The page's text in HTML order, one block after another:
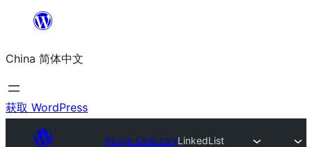
内
容
China 简体中文
获取 WordPress
Plugin DirectoryLinkedList